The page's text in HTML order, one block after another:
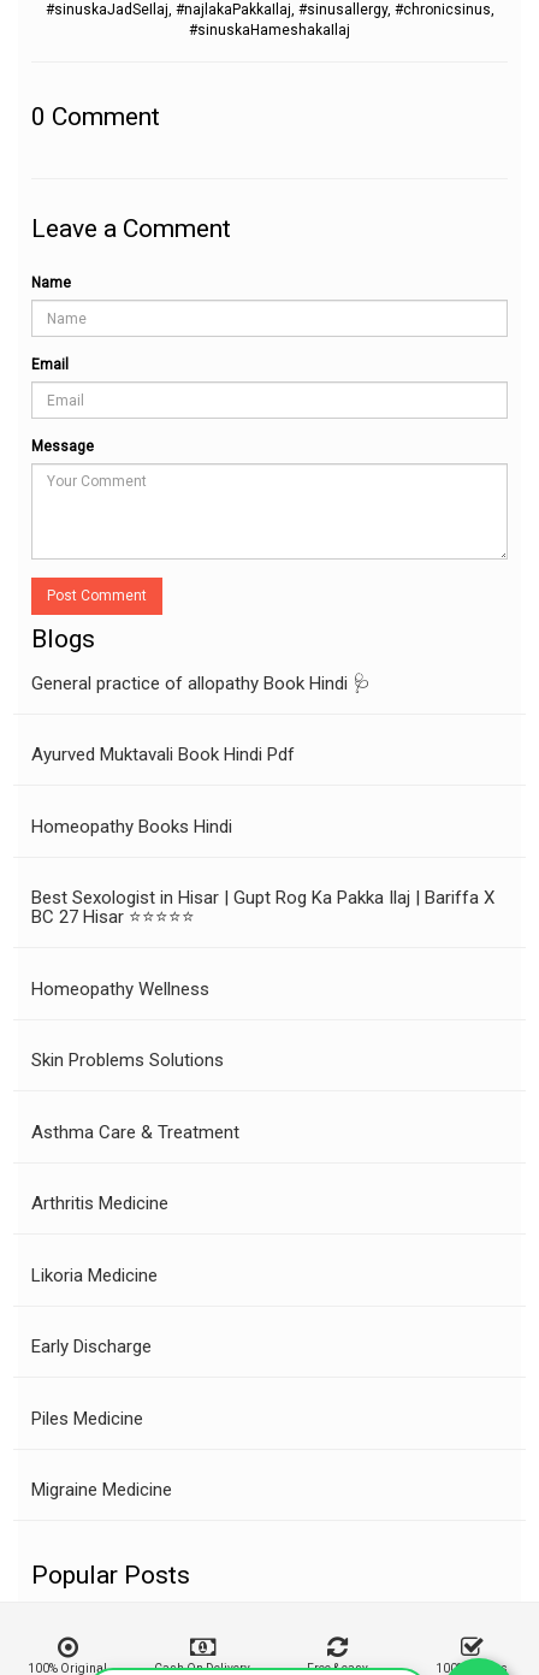
#sinuskaJadSeIlaj, #najlakaPakkaIlaj, #sinusallergy, #chronicsinus,
#sinuskaHameshakaIlaj
0 Comment
Leave a Comment
Name
Email
Message
Post Comment
Blogs
General practice of allopathy Book Hindi 🩺
Ayurved Muktavali Book Hindi Pdf
Homeopathy Books Hindi
Best Sexologist in Hisar | Gupt Rog Ka Pakka Ilaj | Bariffa X
BC 27 Hisar ⭐⭐⭐⭐⭐
Homeopathy Wellness
Skin Problems Solutions
Asthma Care & Treatment
Arthritis Medicine
Likoria Medicine
Early Discharge
Piles Medicine
Migraine Medicine
Popular Posts
100% Original Cash On Delivery Free & easy 100% Buyers